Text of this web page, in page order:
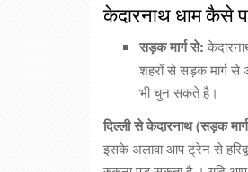
केदारनाथ धाम कैसे
सड़क मार्ग से:
शहरों से सड़क मार्ग से
भी चुन सकते है।
दिल्ली से केदारनाथ (सड़क मार्ग
इसके अलावा आप ट्रेन से